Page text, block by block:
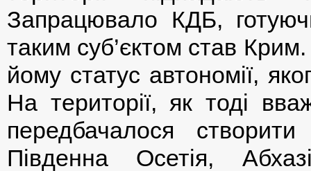
Запрацювало КДБ,
таким суб’єктом став
йому статус автономії,
На території, як тоді
передбачалося
Південна Осетія,